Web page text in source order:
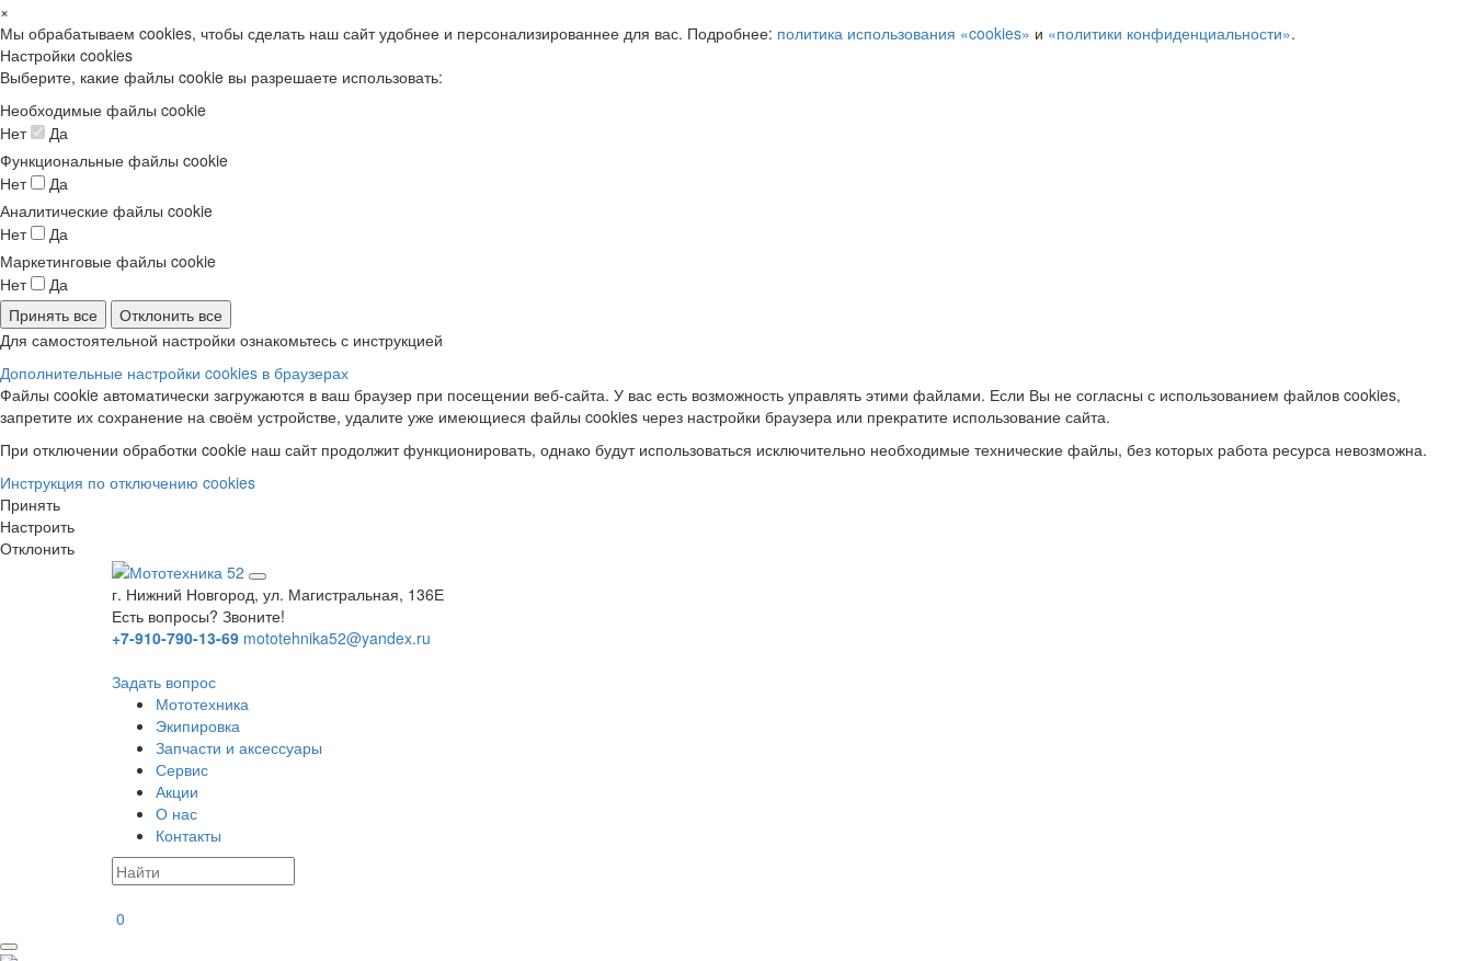
×
Мы обрабатываем cookies, чтобы сделать наш сайт удобнее и персонализированнее для вас. Подробнее: политика использования «cookies» и «политики конфиденциальности».
Настройки cookies
Выберите, какие файлы cookie вы разрешаете использовать:
Необходимые файлы cookie
Нет
Да
Функциональные файлы cookie
Нет
Да
Аналитические файлы cookie
Нет
Да
Маркетинговые файлы cookie
Нет
Да
Принять все
Отклонить все
Для самостоятельной настройки ознакомьтесь с инструкцией
Дополнительные настройки cookies в браузерах
Файлы cookie автоматически загружаются в ваш браузер при посещении веб-сайта. У вас есть возможность управлять этими файлами. Если Вы не согласны с использованием файлов cookies,
запретите их сохранение на своём устройстве, удалите уже имеющиеся файлы cookies через настройки браузера или прекратите использование сайта.
При отключении обработки cookie наш сайт продолжит функционировать, однако будут использоваться исключительно необходимые технические файлы, без которых работа ресурса невозможна.
Инструкция по отключению cookies
Принять
Настроить
Отклонить
г. Нижний Новгород, ул. Магистральная, 136Е
Есть вопросы? Звоните!
+7-910-790-13-69 mototehnika52@yandex.ru
Задать вопрос
Мототехника
Экипировка
Запчасти и аксессуары
Сервис
Акции
О нас
Контакты
0